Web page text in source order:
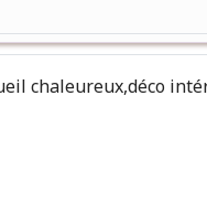
chaleureux,déco